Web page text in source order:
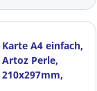
Karte A4 einfach,
Artoz Perle,
210x297mm,